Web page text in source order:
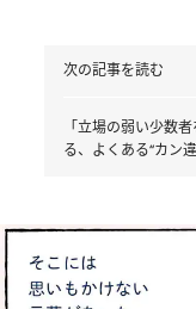
次の記事を読む
「立場の弱い少数
る、よくある“カン